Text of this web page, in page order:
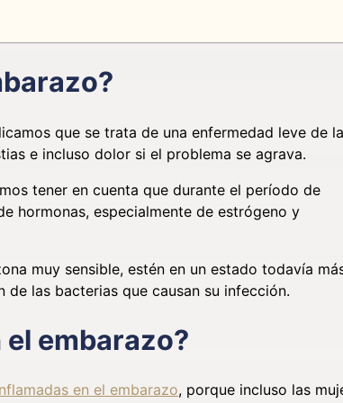
que se trata de una enfermedad leve de
e incluso dolor si el problema se agrava.
tener en cuenta que durante el período de
hormonas, especialmente de estrógeno y
muy sensible, estén en un estado todavía
las bacterias que causan su infección.
embarazo?
en el embarazo, porque incluso las